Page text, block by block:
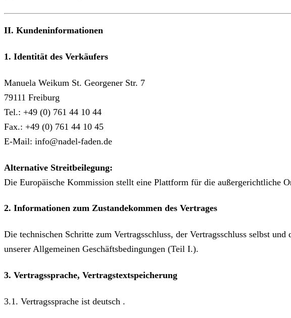
II. Kundeninformationen
1. Identität des Verkäufers
Manuela Weikum St. Georgener Str. 7
79111 Freiburg
Tel.: +49 (0) 761 44 10 44
Fax.: +49 (0) 761 44 10 45
E-Mail: info@nadel-faden.de
Alternative Streitbeilegung:
Die Europäische Kommission stellt eine Plattform für die außergerichtliche
2. Informationen zum Zustandekommen des Vertrages
Die technischen Schritte zum Vertragsschluss, der Vertragsschluss selbst
unserer Allgemeinen Geschäftsbedingungen (Teil I.).
3. Vertragssprache, Vertragstextspeicherung
3.1. Vertragssprache ist deutsch .